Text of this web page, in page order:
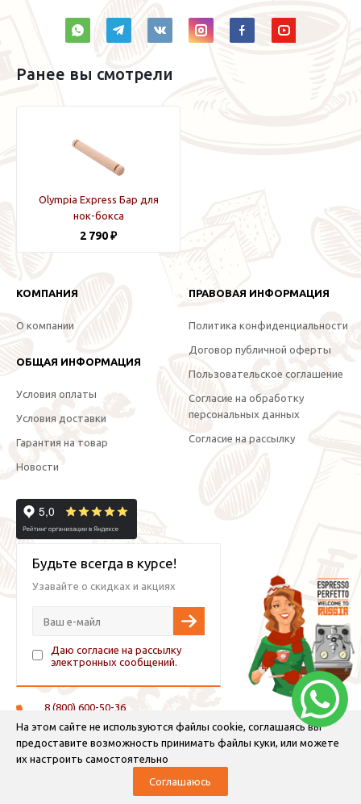
На этом сайте не используются файлы cookie, соглашаясь вы
предоставите возможность принимать файлы куки, или можете
их настроить самостоятельно
Соглашаюсь
Ранее вы смотрели
Olympia Express Бар для
нок-бокса
2 790 ₽
КОМПАНИЯ
О компании
ОБЩАЯ ИНФОРМАЦИЯ
Условия оплаты
Условия доставки
Гарантия на товар
Новости
ПРАВОВАЯ ИНФОРМАЦИЯ
Политика конфиденциальности
Договор публичной оферты
Пользовательское соглашение
Согласие на обработку
персональных данных
Согласие на рассылку
Будьте всегда в курсе!
Узавайте о скидках и акциях
Даю согласие на рассылку
электронных сообщений.
8 (800) 600-50-36
+7 (921) 882-11-99 (WhatsApp, Viber, Telegram)
info@espressoperfetto.ru
© 2026 Espresso Perfetto — кофейное оборудование и кофе